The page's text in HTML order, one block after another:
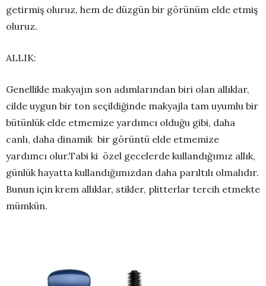
getirmiş oluruz, hem de düzgün bir görünüm elde etmiş
oluruz.
ALLIK:
Genellikle makyajın son adımlarından biri olan allıklar,
cilde uygun bir ton seçildiğinde makyajla tam uyumlu bir
bütünlük elde etmemize yardımcı olduğu gibi, daha
canlı, daha dinamik bir görüntü elde etmemize
yardımcı olur.Tabi ki özel gecelerde kullandığımız allık,
günlük hayatta kullandığımızdan daha parıltılı olmalıdır.
Bunun için krem allıklar, stikler, plitterlar tercih etmekte
mümkün.